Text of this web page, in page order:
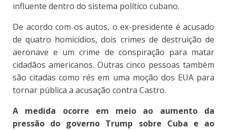
influente dentro do sistema político cubano.
De acordo com os autos, o ex-presidente é acusado
de quatro homicídios, dois crimes de destruição de
aeronave e um crime de conspiração para matar
cidadãos americanos. Outras cinco pessoas também
são citadas como rés em uma moção dos EUA para
tornar pública a acusação contra Castro.
A medida ocorre em meio ao aumento da
pressão do governo Trump sobre Cuba e ao